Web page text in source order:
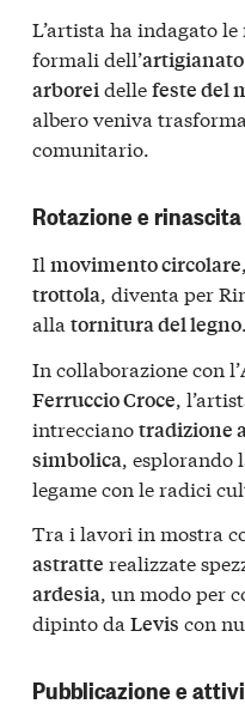
L’artista ha indagato
formali dell’
arboreidellefeste del
albero veniva
comunitario.
Rotazione e rinascita
Il movimento circolare
trottola, diventa per
alla tornitura del legno.
In collaborazione con l’
Ferruccio Croce ,
intreccianotradizione
simbolica , esplorando
legame con le radici
Tra i lavori in mostra
astratte realizzate
ardesia, un modo per
dipinto da Levis con
Pubblicazione e